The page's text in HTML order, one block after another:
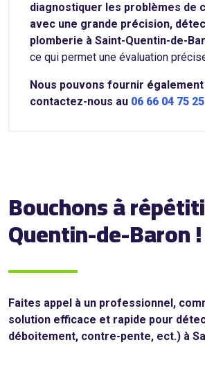
diagnostiquer les problèmes de
avec une grande précision,
plomberie à Saint-Quentin-de-
ce qui permet une évaluation
Nous pouvons fournir
contactez-nous au 06 66 04 75 25
Bouchons à
Quentin-de-Baron !
Faites appel à un professionnel,
solution efficace et rapide pour
déboitement, contre-pente, ect.) à